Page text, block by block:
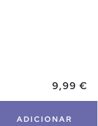
9,99 €
ADICIONAR